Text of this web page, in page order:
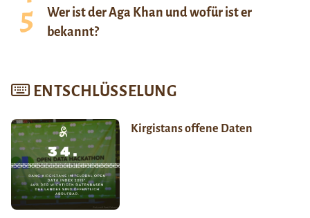
Wer ist der Aga Khan und wofür ist er
bekannt?
ENTSCHLÜSSELUNG
Kirgistans offene Daten